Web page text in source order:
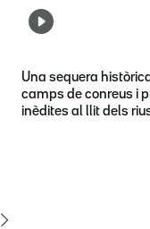
Una sequera
camps de conreus i
inèdites al llit dels